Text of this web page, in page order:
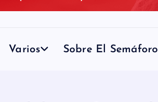
Varios Sobre El Semáforo